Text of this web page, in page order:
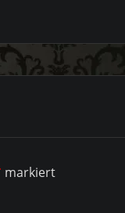
markiert